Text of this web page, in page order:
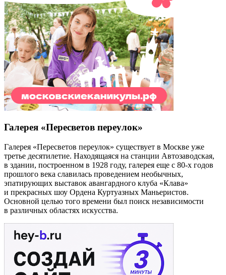
Галерея «Пересветов переулок»
Галерея «Пересветов переулок» существует в Москве уже
третье десятилетие. Находящаяся на станции Автозаводская,
в здании, построенном в 1928 году, галерея еще с 80-х годов
прошлого века славилась проведением необычных,
эпатирующих выставок авангардного клуба «Клава»
и прекрасных шоу Ордена Куртуазных Маньеристов.
Основной целью того времени был поиск независимости
в различных областях искусства.